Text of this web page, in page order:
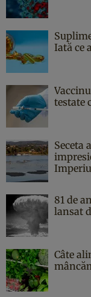
Iată ce
testate
Seceta
81 de
lansat
Câte